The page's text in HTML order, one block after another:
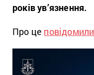
років ув’язнення.
Про це повідомили